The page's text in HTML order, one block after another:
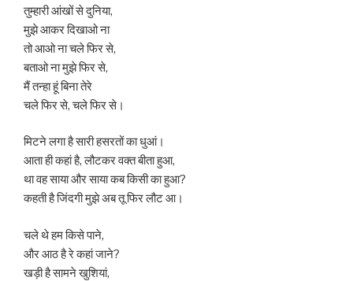
तुम्हारी आंखों से दुनिया,
मुझे आकर दिखाओ ना
तो आओ ना चले फिर से,
बताओ ना मुझे फिर से,
मैं तन्हा हूं बिना तेरे
चले फिर से, चले फिर से।
मिटने लगा है सारी हसरतों का धुआं।
आता ही कहां है, लौटकर वक्त बीता हुआ,
था वह साया और साया कब किसी का हुआ?
कहती है जिंदगी मुझे अब तू फिर लौट आ।
चले थे हम किसे पाने,
और आठ है रे कहां जाने?
खड़ी है सामने खुशियां,